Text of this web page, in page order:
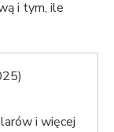
i tym, ile
i więcej